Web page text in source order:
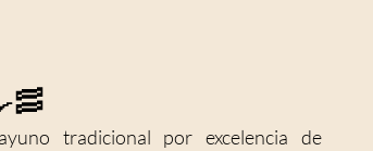
tradicional por excelencia de